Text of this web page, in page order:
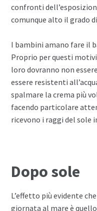
confronti
comunque alto il grado
I bambini amano fare il
Proprio per questi
loro dovranno non
essere resistenti
spalmare la crema più
facendo particolare
ricevono i raggi del sole
Dopo sole
L’effetto più evidente
giornata al mare è